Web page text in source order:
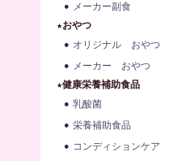
メーカー副食
★おやつ
オリジナル おやつ
メーカー おやつ
★健康栄養補助食品
乳酸菌
栄養補助食品
コンディションケア